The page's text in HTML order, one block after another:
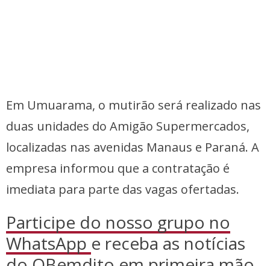
Em Umuarama, o mutirão será realizado nas
duas unidades do Amigão Supermercados,
localizadas nas avenidas Manaus e Paraná. A
empresa informou que a contratação é
imediata para parte das vagas ofertadas.
Participe do nosso grupo no
WhatsApp e receba as notícias